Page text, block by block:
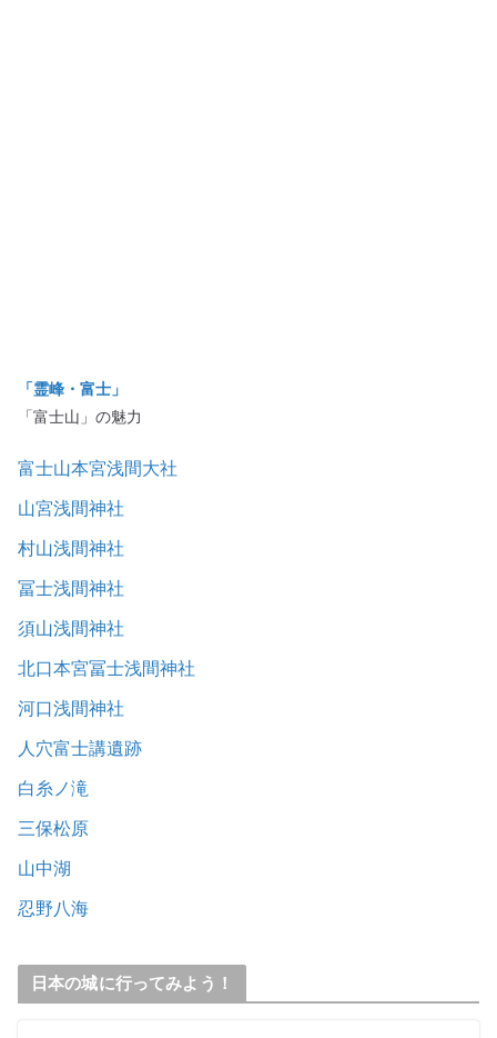
「霊峰・富士」
「富士山」の魅力
富士山本宮浅間大社
山宮浅間神社
村山浅間神社
冨士浅間神社
須山浅間神社
北口本宮冨士浅間神社
河口浅間神社
人穴富士講遺跡
白糸ノ滝
三保松原
山中湖
忍野八海
日本の城に行ってみよう！